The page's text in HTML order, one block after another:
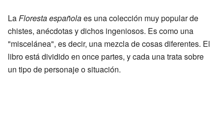
LaFloresta españolaes una colección muy popular de
chistes, anécdotas y dichos ingeniosos. Es como una
"miscelánea", es decir, una mezcla de cosas diferentes. El
libro está dividido en once partes, y cada una trata sobre
un tipo de personaje o situación.